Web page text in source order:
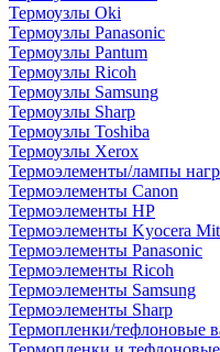
Термоузлы Oki
Термоузлы Panasonic
Термоузлы Pantum
Термоузлы Ricoh
Термоузлы Samsung
Термоузлы Sharp
Термоузлы Toshiba
Термоузлы Xerox
Термоэлементы/лампы
Термоэлементы Canon
Термоэлементы HP
Термоэлементы Kyocera
Термоэлементы Panasonic
Термоэлементы Ricoh
Термоэлементы Samsung
Термоэлементы Sharp
Термопленки/тефлоновые